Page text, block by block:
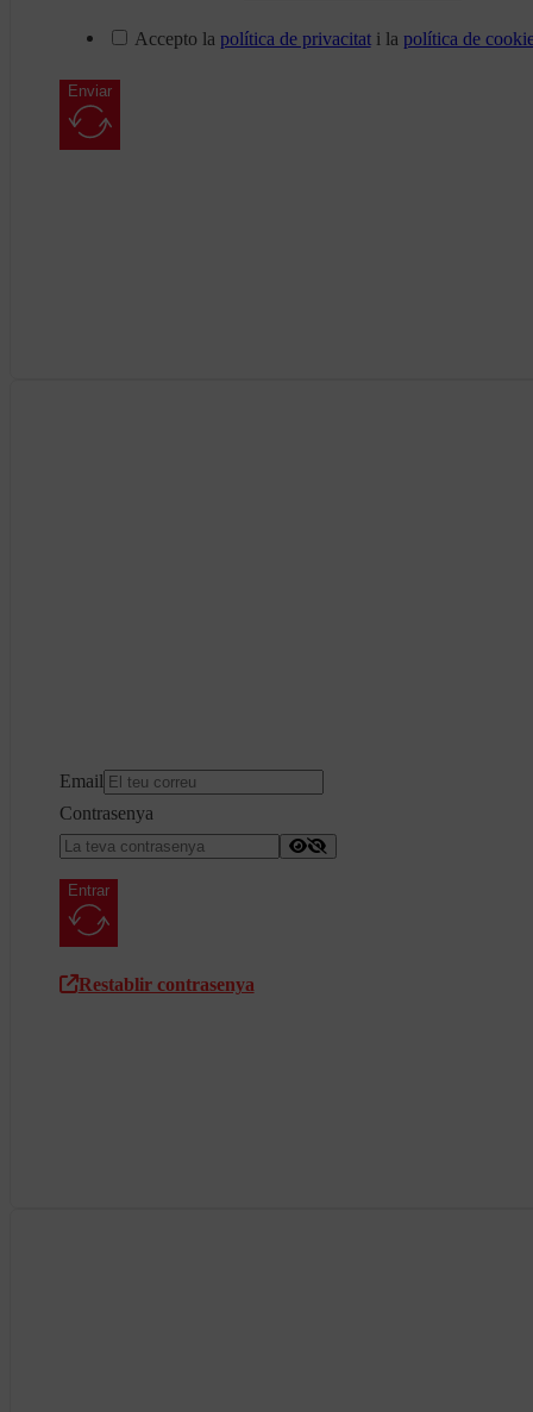
Accepto la política de privacitati la política de
Enviar
Email
Contrasenya
Entrar
Restablir contrasenya